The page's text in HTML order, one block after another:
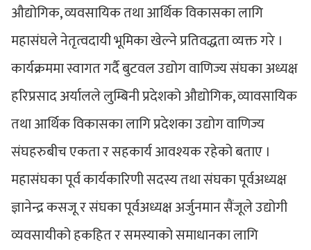
औद्योगिक, व्यवसायिक तथा आर्थिक विकासका लागि
महासंघले नेतृत्वदायी भूमिका खेल्ने प्रतिवद्धता व्यक्त गरे ।
कार्यक्रममा स्वागत गर्दै बुटवल उद्योग वाणिज्य संघका अध्यक्ष
हरिप्रसाद अर्यालले लुम्बिनी प्रदेशको औद्योगिक, व्यावसायिक
तथा आर्थिक विकासका लागि प्रदेशका उद्योग वाणिज्य
संघहरुबीच एकता र सहकार्य आवश्यक रहेको बताए ।
महासंघका पूर्व कार्यकारिणी सदस्य तथा संघका पूर्वअध्यक्ष
ज्ञानेन्द्र कसजू र संघका पूर्वअध्यक्ष अर्जुनमान सैंजूले उद्योगी
व्यवसायीको हकहित र समस्याको समाधानका लागि